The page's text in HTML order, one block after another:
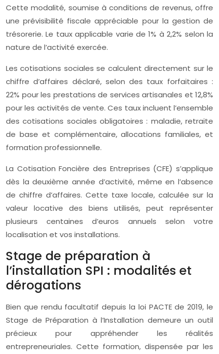
Cette modalité, soumise à conditions de revenus, offre
une prévisibilité fiscale appréciable pour la gestion de
trésorerie. Le taux applicable varie de 1% à 2,2% selon la
nature de l’activité exercée.
Les cotisations sociales se calculent directement sur le
chiffre d’affaires déclaré, selon des taux forfaitaires :
22% pour les prestations de services artisanales et 12,8%
pour les activités de vente. Ces taux incluent l’ensemble
des cotisations sociales obligatoires : maladie, retraite
de base et complémentaire, allocations familiales, et
formation professionnelle.
La Cotisation Foncière des Entreprises (CFE) s’applique
dès la deuxième année d’activité, même en l’absence
de chiffre d’affaires. Cette taxe locale, calculée sur la
valeur locative des biens utilisés, peut représenter
plusieurs centaines d’euros annuels selon votre
localisation et vos installations.
Stage de préparation à
l’installation SPI : modalités et
dérogations
Bien que rendu facultatif depuis la loi PACTE de 2019, le
Stage de Préparation à l’Installation demeure un outil
précieux pour appréhender les réalités
entrepreneuriales. Cette formation, dispensée par les